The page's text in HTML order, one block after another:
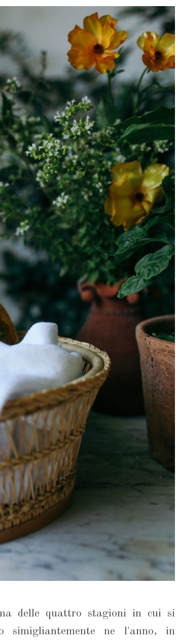
delle quattro stagioni in cui si
simigliantemente ne l'anno, in